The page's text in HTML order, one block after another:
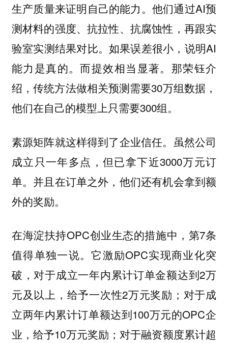
生产质量来证明自己的能力。他们通过AI预
测材料的强度、抗拉性、抗腐蚀性，再跟实
验室实测结果对比。如果误差很小，说明AI
能力是真的。而提效相当显著。那荣钰介
绍，传统方法做相关预测需要30万组数据，
他们在自己的模型上只需要300组。
素源矩阵就这样得到了企业信任。虽然公司
成立只一年多点，但已拿下近3000万元订
单。并且在订单之外，他们还有机会拿到额
外的奖励。
在海淀扶持OPC创业生态的措施中，第7条
值得单独一说。它激励OPC实现商业化突
破，对于成立一年内累计订单金额达到2万
元及以上，给予一次性2万元奖励；对于成
立两年内累计订单额达到100万元的OPC企
业，给予10万元奖励；对于融资额度累计超